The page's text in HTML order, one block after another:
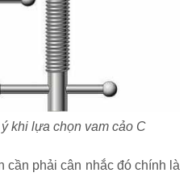
khi lựa chọn vam cảo C
cần phải cân nhắc đó chính là